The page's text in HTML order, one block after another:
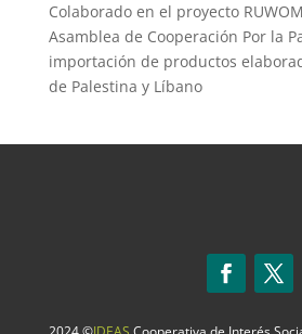
Colaborado en el proyecto
Asamblea de Cooperación Por la
importación de productos
de Palestina y Líbano